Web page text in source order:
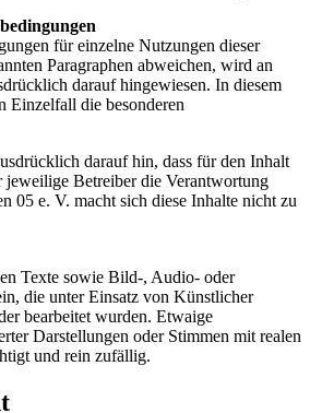
für einzelne Nutzungen dieser
Paragraphen abweichen, wird an
darauf hingewiesen. In diesem
Einzelfall die besonderen
darauf hin, dass für den Inhalt
jeweilige Betreiber die Verantwortung
05 e. V. macht sich diese Inhalte nicht zu
Texte sowie Bild-, Audio- oder
die unter Einsatz von Künstlicher
bearbeitet wurden. Etwaige
Darstellungen oder Stimmen mit realen
und rein zufällig.